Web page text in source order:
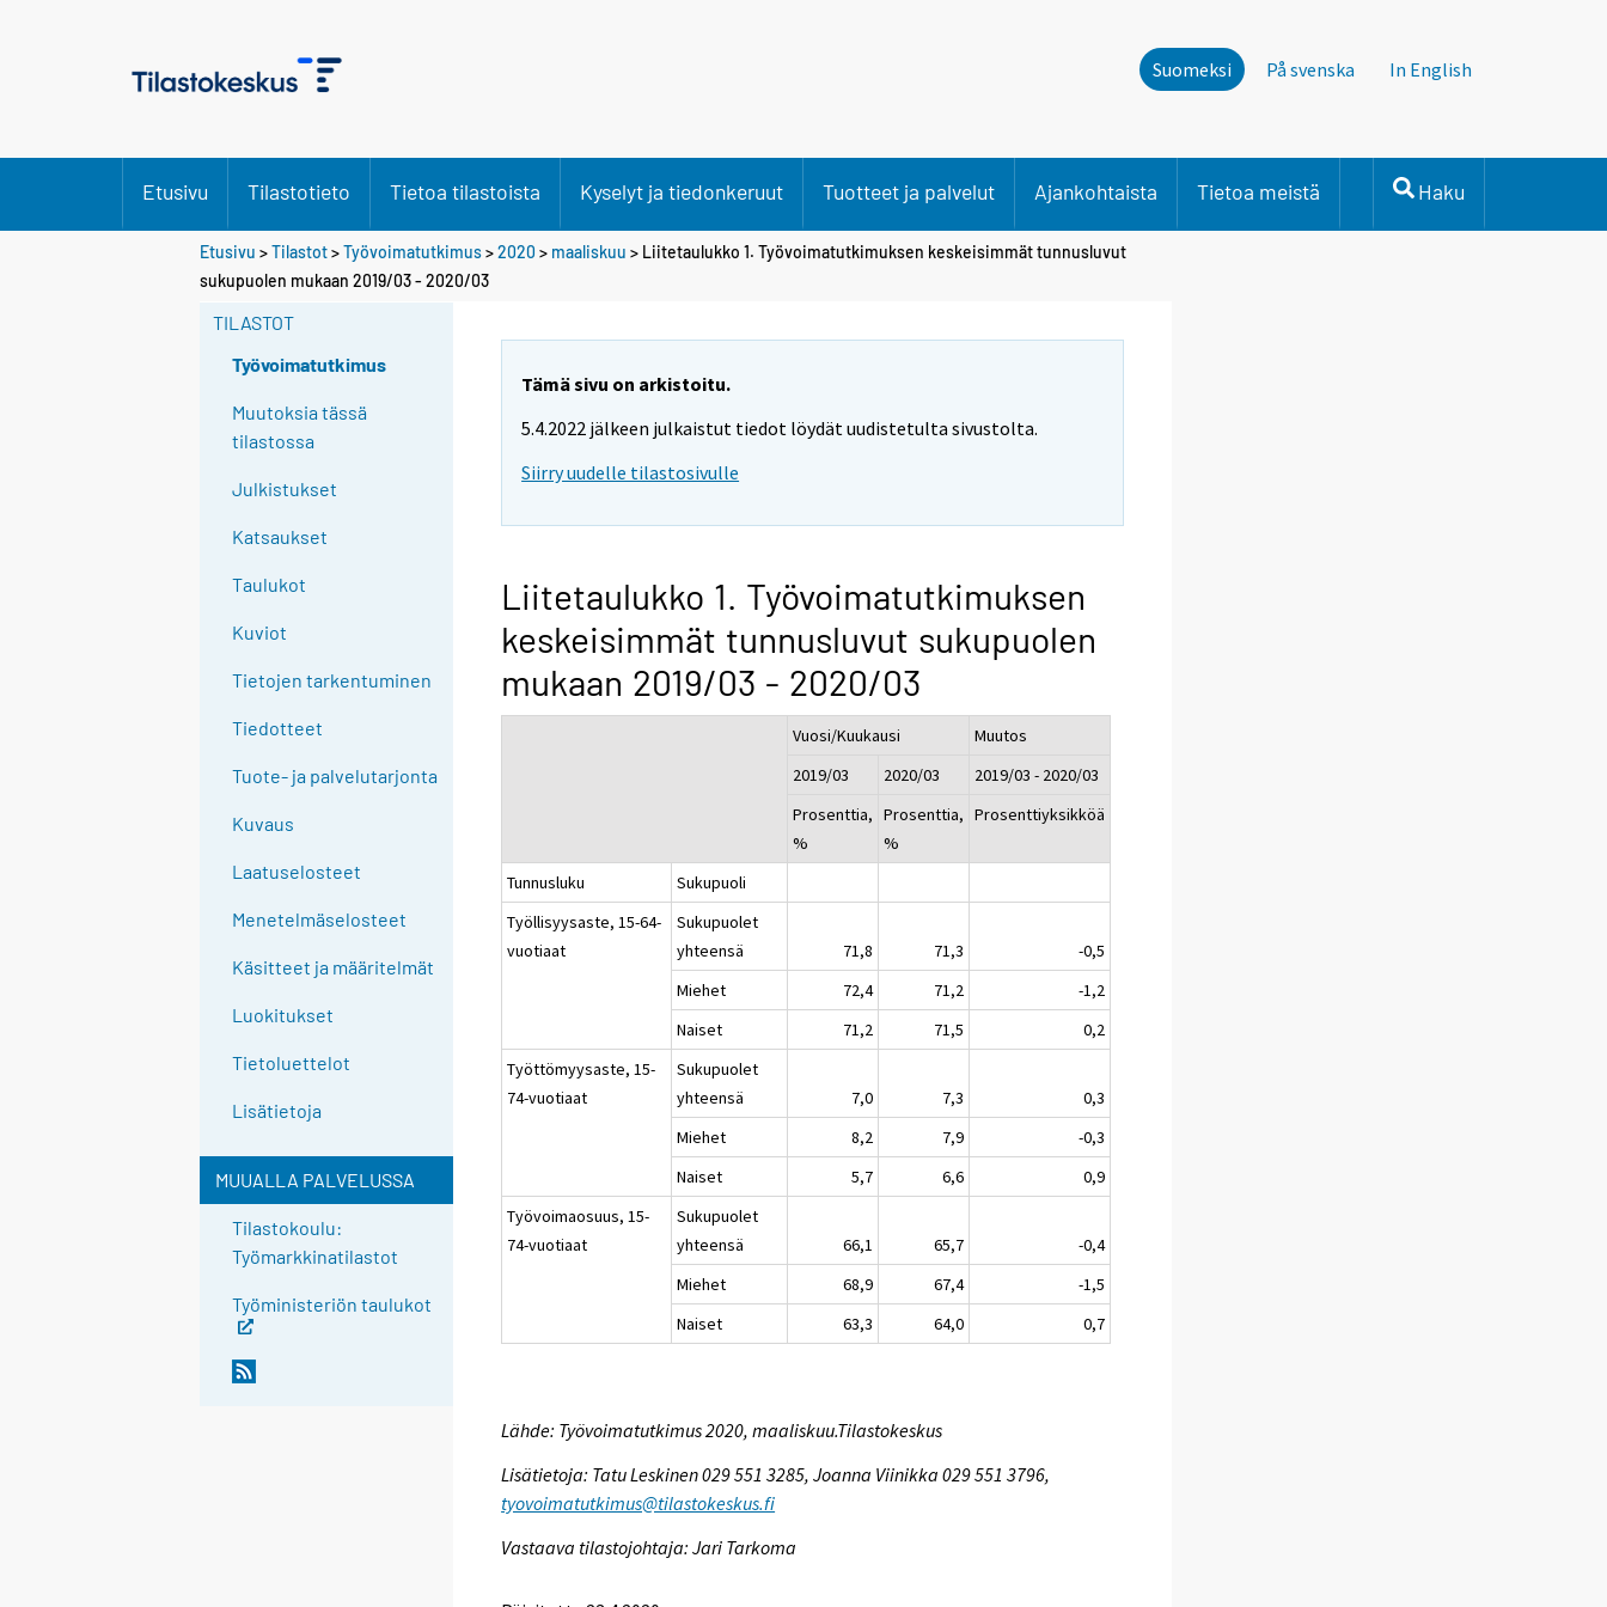
Suomeksi På svenska In English
Etusivu Tilastotieto Tietoa tilastoista Kyselyt ja tiedonkeruut Tuotteet ja palvelut Ajankohtaista Tietoa meistä Haku
Etusivu >Tilastot>Työvoimatutkimus>2020 > maaliskuu > Liitetaulukko 1. Työvoimatutkimuksen keskeisimmät tunnusluvut
sukupuolen mukaan 2019/03 - 2020/03
TILASTOT
Työvoimatutkimus
Muutoksia tässä
tilastossa
Julkistukset
Katsaukset
Taulukot
Kuviot
Tietojen tarkentuminen
Tiedotteet
Tuote- ja palvelutarjonta
Kuvaus
Laatuselosteet
Menetelmäselosteet
Käsitteet ja määritelmät
Luokitukset
Tietoluettelot
Lisätietoja
MUUALLA PALVELUSSA
Tilastokoulu:
Työmarkkinatilastot
Työministeriön taulukot
Tämä sivu on arkistoitu.
5.4.2022 jälkeen julkaistut tiedot löydät uudistetulta sivustolta.
Siirry uudelle tilastosivulle
Liitetaulukko 1. Työvoimatutkimuksen
keskeisimmät tunnusluvut sukupuolen
mukaan 2019/03 - 2020/03
Vuosi/Kuukausi
Muutos
2019/03
2020/03
2019/03 - 2020/03
Prosenttia,
%
Prosenttia,
%
Prosenttiyksikköä
Tunnusluku
Sukupuoli
Työllisyysaste, 15-64-
vuotiaat
Sukupuolet
yhteensä
71,8 71,3
-0,5
Miehet
72,4 71,2
-1,2
Naiset
71,2 71,5
0,2
Työttömyysaste, 15-
74-vuotiaat
Sukupuolet
yhteensä
7,0 7,3
0,3
Miehet
8,2 7,9
-0,3
Naiset
5,7 6,6
0,9
Työvoimaosuus, 15-
74-vuotiaat
Sukupuolet
yhteensä
66,1 65,7
-0,4
Miehet
68,9 67,4
-1,5
Naiset
63,3 64,0 0,7
Lähde: Työvoimatutkimus 2020, maaliskuu.Tilastokeskus
Lisätietoja: Tatu Leskinen 029 551 3285, Joanna Viinikka 029 551 3796,
tyovoimatutkimus@tilastokeskus.fi
Vastaava tilastojohtaja: Jari Tarkoma